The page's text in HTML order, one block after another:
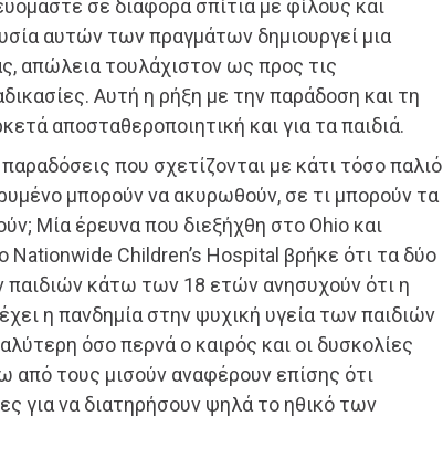
σε διάφορα σπίτια με φίλους και
αυτών των πραγμάτων δημιουργεί μια
απώλεια τουλάχιστον ως προς τις
Αυτή η ρήξη με την παράδοση και τη
αποσταθεροποιητική και για τα παιδιά.
που σχετίζονται με κάτι τόσο παλιό
μπορούν να ακυρωθούν, σε τι μπορούν τα
Μία έρευνα που διεξήχθη στο Ohio και
Nationwide Children’s Hospital βρήκε ότι τα δύο
παιδιών κάτω των 18 ετών ανησυχούν ότι η
η πανδημία στην ψυχική υγεία των παιδιών
όσο περνά ο καιρός και οι δυσκολίες
από τους μισούν αναφέρουν επίσης ότι
για να διατηρήσουν ψηλά το ηθικό των